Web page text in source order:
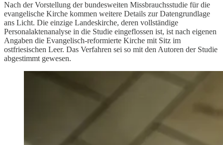
Nach der Vorstellung der bundesweiten Missbrauchsstudie für die
evangelische Kirche kommen weitere Details zur Datengrundlage
ans Licht. Die einzige Landeskirche, deren vollständige
Personalaktenanalyse in die Studie eingeflossen ist, ist nach eigenen
Angaben die Evangelisch-reformierte Kirche mit Sitz im
ostfriesischen Leer. Das Verfahren sei so mit den Autoren der Studie
abgestimmt gewesen.